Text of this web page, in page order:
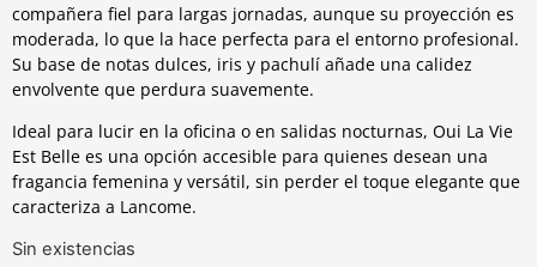
compañera fiel para largas jornadas, aunque su proyección es
moderada, lo que la hace perfecta para el entorno profesional.
Su base de notas dulces, iris y pachulí añade una calidez
envolvente que perdura suavemente.
Ideal para lucir en la oficina o en salidas nocturnas, Oui La Vie
Est Belle es una opción accesible para quienes desean una
fragancia femenina y versátil, sin perder el toque elegante que
caracteriza a Lancome.
Sin existencias